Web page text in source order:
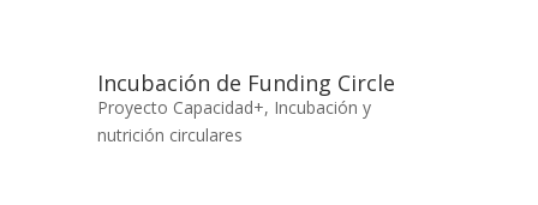
Incubación de Funding Circle
Proyecto Capacidad+, Incubación y
nutrición circulares